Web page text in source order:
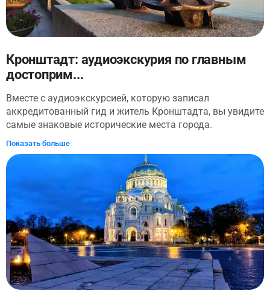
Кронштадт: аудиоэкскурия по главным
достоприм...
Вместе с аудиоэкскурсией, которую записал
аккредитованный гид и житель Кронштадта, вы увидите
самые знаковые исторические места города.
Прогуляетесь по историческому центру и узнаете, как на
протяжении более трех веков город-крепость защищает
Санкт-Петербург от угроз, услышите городские легенды
и истории о мореплавателях. Ваше путешествие
начнется в историческом центре города и далее
пройдет через: Андреевский сад, Безымянный переулок,
Адмиралтейство и Обводный канал, Футшток,
Итальянский дворец, Голландская кухня, Доковый
мост, Кронштадтский маяк и Петровский парк.
Завершится прогулка на Якорной площади, где
возвышается Морской Никольский собор. Во время
путешествия, вы узнаете, как Кронштадт стал
Показать больше